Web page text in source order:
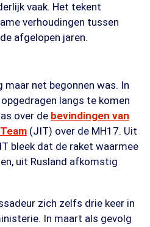
vaak. Het tekent
verhoudingen tussen
afgelopen jaren.
maar net begonnen was. In
langs te komen
over de bevindingen van
(JIT) over de MH17. Uit
bleek dat de raket waarmee
uit Rusland afkomstig
zich zelfs drie keer in
In maart als gevolg